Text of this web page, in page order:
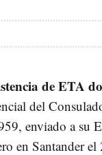
de ETA
del
enviado a su
en Santander